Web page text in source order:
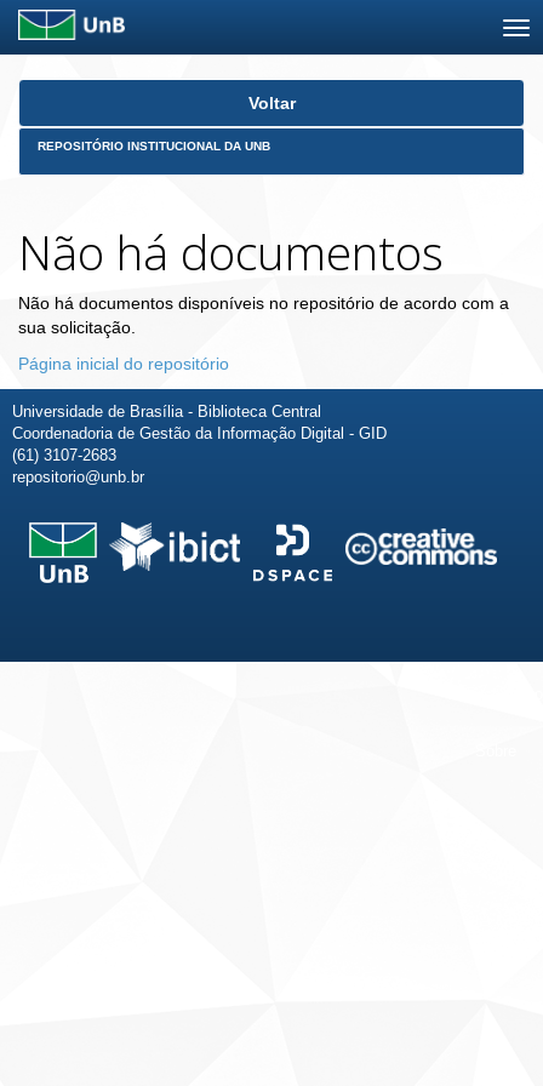
Skip
Voltar
REPOSITÓRIO INSTITUCIONAL DA UNB
Não há documentos
Não há documentos disponíveis no repositório de acordo com a
sua solicitação.
Página inicial do repositório
Universidade de Brasília - Biblioteca Central
Coordenadoria de Gestão da Informação Digital - GID
(61) 3107-2683
repositorio@unb.br